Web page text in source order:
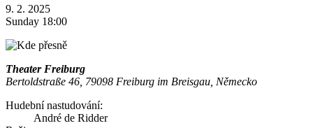
9. 2. 2025
Sunday 18:00
Theater Freiburg
Bertoldstraße 46, 79098 Freiburg im Breisgau, Německo
Hudební nastudování:
André de Ridder